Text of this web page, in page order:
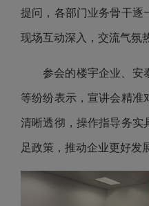
提问，各部门业务骨干逐
现场互动深入，交流气氛
参会的楼宇企业、安
等纷纷表示，宣讲会精准
清晰透彻，操作指导务实
足政策，推动企业更好发